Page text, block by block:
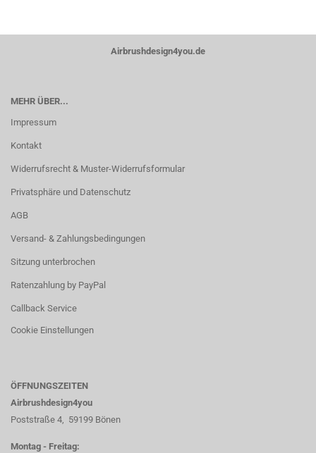
Airbrushdesign4you.de
MEHR ÜBER...
Impressum
Kontakt
Widerrufsrecht & Muster-Widerrufsformular
Privatsphäre und Datenschutz
AGB
Versand- & Zahlungsbedingungen
Sitzung unterbrochen
Ratenzahlung by PayPal
Callback Service
Cookie Einstellungen
ÖFFNUNGSZEITEN
Airbrushdesign4you
Poststraße 4, 59199 Bönen
Montag - Freitag: